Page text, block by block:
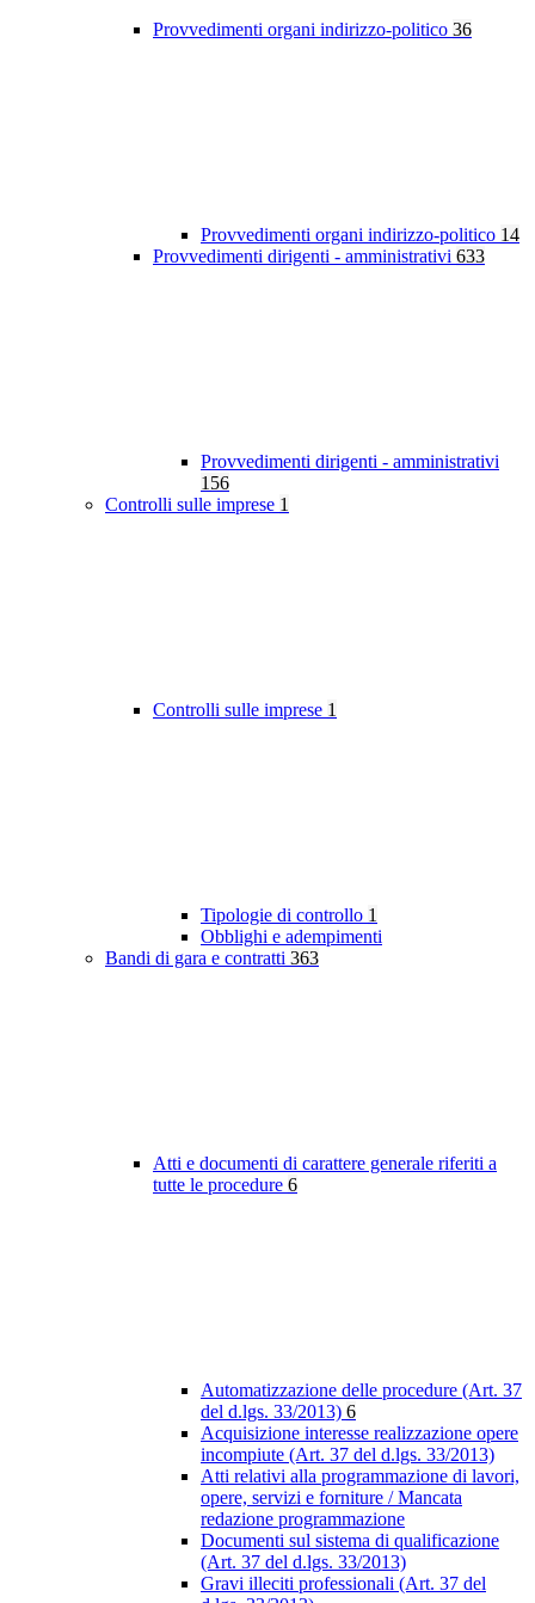
Provvedimenti organi indirizzo-politico 36
Provvedimenti organi indirizzo-politico 14
Provvedimenti dirigenti - amministrativi 633
Provvedimenti dirigenti - amministrativi
156
Controlli sulle imprese 1
Controlli sulle imprese 1
Tipologie di controllo 1
Obblighi e adempimenti
Bandi di gara e contratti 363
Atti e documenti di carattere generale riferiti a
tutte le procedure 6
Automatizzazione delle procedure (Art. 37
del d.lgs. 33/2013) 6
Acquisizione interesse realizzazione opere
incompiute (Art. 37 del d.lgs. 33/2013)
Atti relativi alla programmazione di lavori,
opere, servizi e forniture / Mancata
redazione programmazione
Documenti sul sistema di qualificazione
(Art. 37 del d.lgs. 33/2013)
Gravi illeciti professionali (Art. 37 del